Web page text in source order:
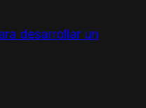
desarrollar un